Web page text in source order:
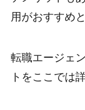
用がおすすめ
転職エージェ
トをここでは